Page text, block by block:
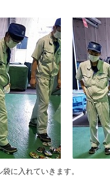
に入れていきます。